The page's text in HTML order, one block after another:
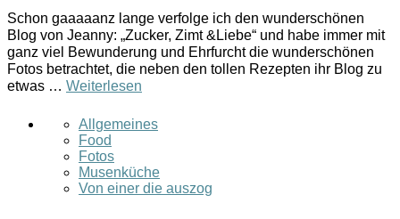
Schon gaaaaanz lange verfolge ich den wunderschönen
Blog von Jeanny: „Zucker, Zimt &Liebe“ und habe immer mit
ganz viel Bewunderung und Ehrfurcht die wunderschönen
Fotos betrachtet, die neben den tollen Rezepten ihr Blog zu
etwas … Weiterlesen
Allgemeines
Food
Fotos
Musenküche
Von einer die auszog